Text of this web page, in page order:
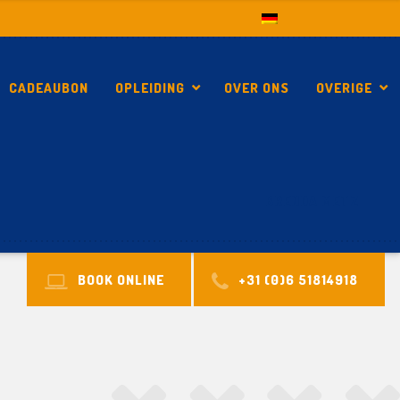
CADEAUBON OPLEIDING OVER ONS OVERIGE
BOOK ONLINE +31 (0)6 51814918